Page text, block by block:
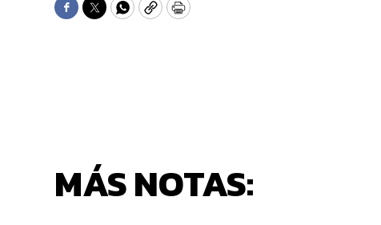
Facebook
TwitterWhatsApp
CopyPrint
MÁS NOTAS: